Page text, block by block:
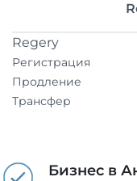
Regery
Регистрация
Продление
Трансфер
Бизнес в